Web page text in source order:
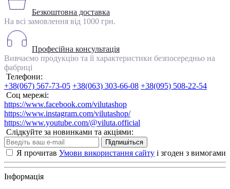
Безкоштовна доставка
На всі замовлення від 1000 грн.
Професійна консультація
Вивчаємо продукцію та її характеристики безпосередньо на
фабриці
Телефони:
+38(067) 567-73-05 +38(063) 303-66-08 +38(095) 508-22-54
Соц мережі:
https://www.facebook.com/vilutashop
https://www.instagram.com/vilutashop/
https://www.youtube.com/@viluta.official
Слідкуйте за новинками та акціями:
Підпишіться
Я прочитав Умови використання сайту і згоден з вимогами
Інформація